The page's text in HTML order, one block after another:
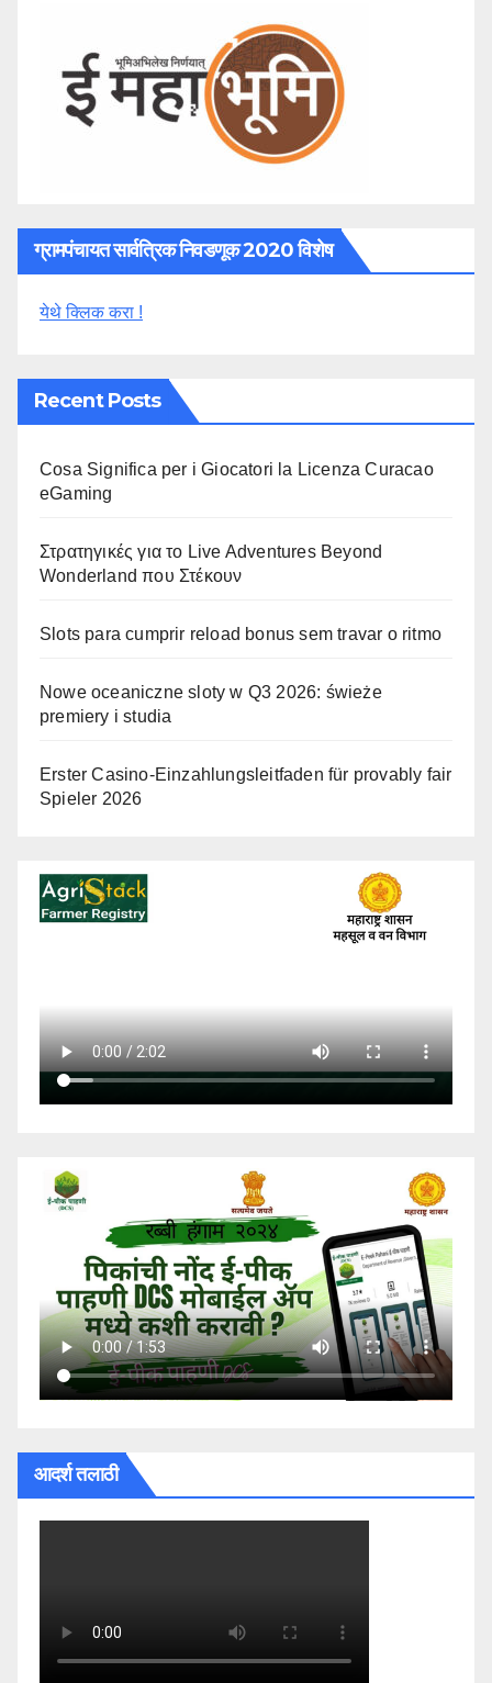
ग्रामपंचायत सार्वत्रिक निवडणूक 2020 विशेष
येथे क्लिक करा !
Recent Posts
Cosa Significa per i Giocatori la Licenza Curacao
eGaming
Στρατηγικές για το Live Adventures Beyond
Wonderland που Στέκουν
Slots para cumprir reload bonus sem travar o ritmo
Nowe oceaniczne sloty w Q3 2026: świeże
premiery i studia
Erster Casino-Einzahlungsleitfaden für provably fair
Spieler 2026
आदर्श तलाठी